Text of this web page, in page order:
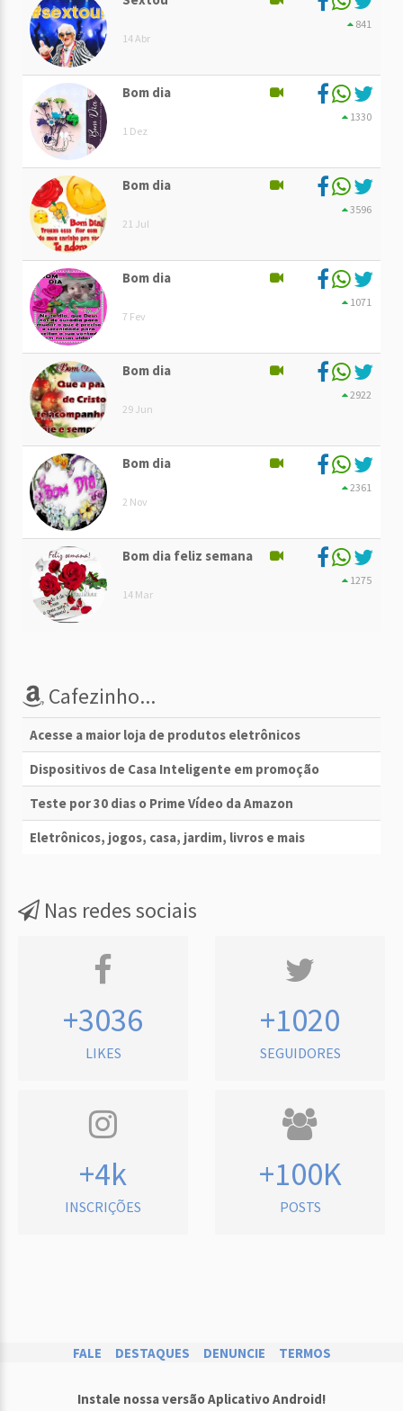
14 Abr
841
Bom dia
1 Dez
1330
Bom dia
21 Jul
3596
Bom dia
7 Fev
1071
Bom dia
29 Jun
2922
Bom dia
2 Nov
2361
Bom dia feliz semana
14 Mar
1275
Cafezinho...
Acesse a maior loja de produtos eletrônicos
Dispositivos de Casa Inteligente em promoção
Teste por 30 dias o Prime Vídeo da Amazon
Eletrônicos, jogos, casa, jardim, livros e mais
Nas redes sociais
+3036
LIKES
+1020
SEGUIDORES
+4k
INSCRIÇÕES
+100K
POSTS
FALE DESTAQUES DENUNCIE TERMOS
Instale nossa versão Aplicativo Android!